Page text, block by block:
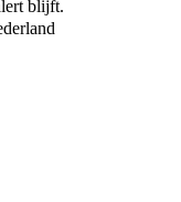
blijft.